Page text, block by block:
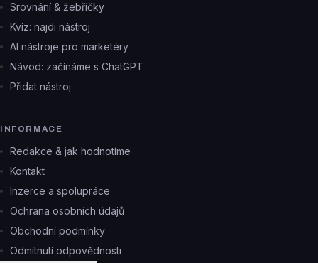
Srovnání & žebříčky
Kvíz: najdi nástroj
AI nástroje pro marketéry
Návod: začínáme s ChatGPT
Přidat nástroj
INFORMACE
Redakce & jak hodnotíme
Kontakt
Inzerce a spolupráce
Ochrana osobních údajů
Obchodní podmínky
Odmítnutí odpovědnosti